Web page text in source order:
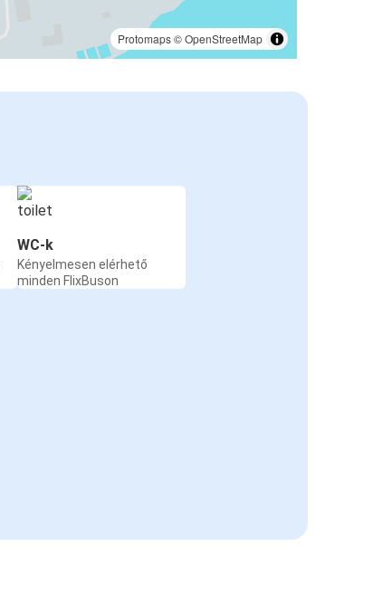
Protomaps©OpenStreetMap
WC-k
Kényelmesen elérhető
minden FlixBuson